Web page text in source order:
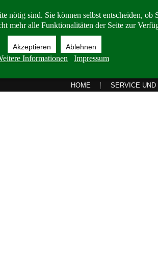
HOME SERVICE UND
sind. Sie können selbst entscheiden, ob
mehr alle Funktionalitäten der Seite zur
Akzeptieren Ablehnen
Informationen Impressum